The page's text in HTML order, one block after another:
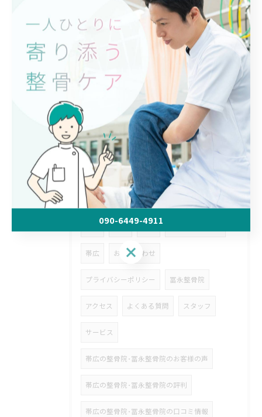
整体や整骨で身体のケア！ デスクワークと姿勢の問題・猫背の原因を帯広市の冨永整骨院が解説
タグ
整骨院 肩の痛み 腰の痛み
足の痛み 循環 ストレッチ
ストレス 食事 原因 水分
体の痛み 肩こり 治療
休み 日程
帯広 お問い合わせ
プライバシーポリシー 冨永整骨院
アクセス よくある質問 スタッフ
サービス
帯広の整骨院･冨永整骨院のお客様の声
帯広の整骨院･冨永整骨院の評判
帯広の整骨院･冨永整骨院の口コミ情報
090-6449-4911
090-6449-4911